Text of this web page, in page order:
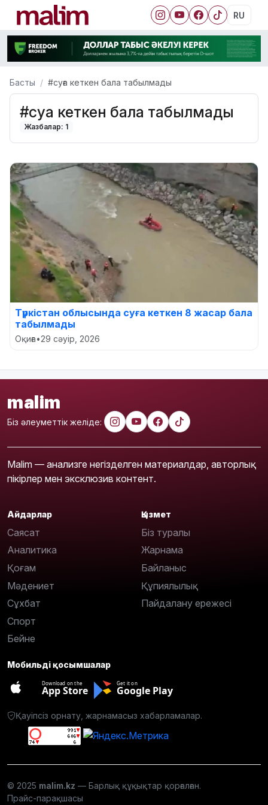
RU
Басты #суға кеткен бала табылмады
#суға кеткен бала табылмады
Жазбалар: 1
Түркістан облысында суға кеткен 8 жасар бала
табылмады
Оқиға•29 сәуір, 2026
malim
Біз әлеуметтік желіде:
Malim — анализге негізделген материалдар, авторлық
пікірлер мен эксклюзив контент.
Айдарлар
Саясат
Аналитика
Қоғам
Мәдениет
Сұхбат
Спорт
Бейне
Қызмет
Біз туралы
Жарнама
Байланыс
Құпиялылық
Пайдалану ережесі
Мобильді қосымшалар
Download on the
App Store
Get it on
Google Play
Қауіпсіз орнату, жарнамасыз хабарламалар.
© 2025 malim.kz — Барлық құқықтар қорғалған.
Прайс-парақшасы